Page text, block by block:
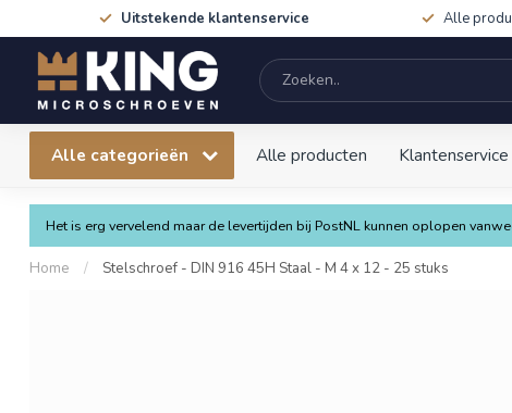
Uitstekende klantenservice Alle
Alle categorieën Alle producten Klantenservice
Het is erg vervelend maar de levertijden bij PostNL kunnen oplopen
Home / Stelschroef - DIN 916 45H Staal - M 4 x 12 - 25 stuks